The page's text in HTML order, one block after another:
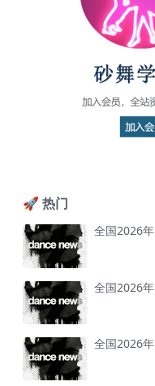
🚀 热门
全国2026
全国2026
全国2026